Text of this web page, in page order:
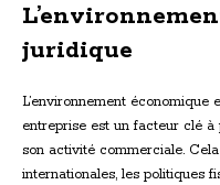
juridique
L’environnement
entreprise est un facteur clé
son activité commerciale.
internationales, les politiques